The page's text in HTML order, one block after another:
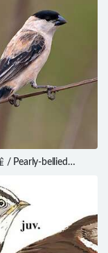
/ Pearly-bellied